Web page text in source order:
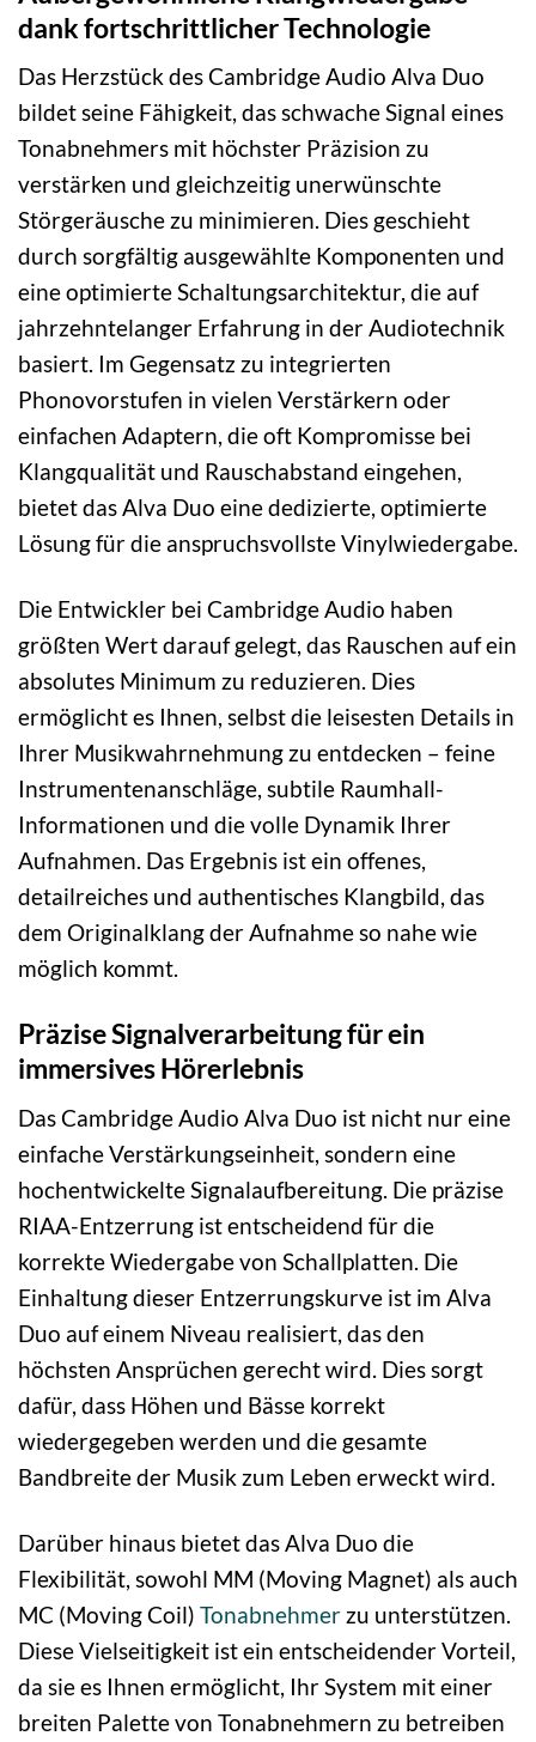
dank fortschrittlicher Technologie
Das Herzstück des Cambridge Audio Alva Duo
bildet seine Fähigkeit, das schwache Signal eines
Tonabnehmers mit höchster Präzision zu
verstärken und gleichzeitig unerwünschte
Störgeräusche zu minimieren. Dies geschieht
durch sorgfältig ausgewählte Komponenten und
eine optimierte Schaltungsarchitektur, die auf
jahrzehntelanger Erfahrung in der Audiotechnik
basiert. Im Gegensatz zu integrierten
Phonovorstufen in vielen Verstärkern oder
einfachen Adaptern, die oft Kompromisse bei
Klangqualität und Rauschabstand eingehen,
bietet das Alva Duo eine dedizierte, optimierte
Lösung für die anspruchsvollste Vinylwiedergabe.
Die Entwickler bei Cambridge Audio haben
größten Wert darauf gelegt, das Rauschen auf ein
absolutes Minimum zu reduzieren. Dies
ermöglicht es Ihnen, selbst die leisesten Details in
Ihrer Musikwahrnehmung zu entdecken – feine
Instrumentenanschläge, subtile Raumhall-
Informationen und die volle Dynamik Ihrer
Aufnahmen. Das Ergebnis ist ein offenes,
detailreiches und authentisches Klangbild, das
dem Originalklang der Aufnahme so nahe wie
möglich kommt.
Präzise Signalverarbeitung für ein
immersives Hörerlebnis
Das Cambridge Audio Alva Duo ist nicht nur eine
einfache Verstärkungseinheit, sondern eine
hochentwickelte Signalaufbereitung. Die präzise
RIAA-Entzerrung ist entscheidend für die
korrekte Wiedergabe von Schallplatten. Die
Einhaltung dieser Entzerrungskurve ist im Alva
Duo auf einem Niveau realisiert, das den
höchsten Ansprüchen gerecht wird. Dies sorgt
dafür, dass Höhen und Bässe korrekt
wiedergegeben werden und die gesamte
Bandbreite der Musik zum Leben erweckt wird.
Darüber hinaus bietet das Alva Duo die
Flexibilität, sowohl MM (Moving Magnet) als auch
MC (Moving Coil) Tonabnehmer zu unterstützen.
Diese Vielseitigkeit ist ein entscheidender Vorteil,
da sie es Ihnen ermöglicht, Ihr System mit einer
breiten Palette von Tonabnehmern zu betreiben